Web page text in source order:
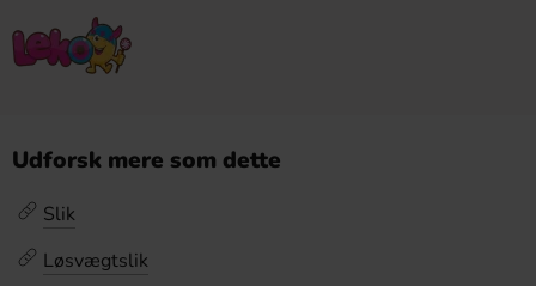
Udforsk mere som dette
Slik
Løsvægtslik